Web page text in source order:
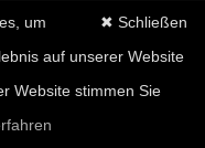
✖ Schließen
um
auf unserer Website
Website stimmen Sie